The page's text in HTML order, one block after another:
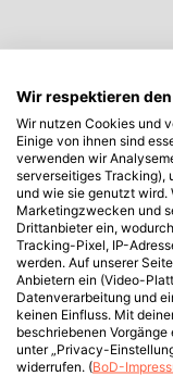
Wir respektieren
Wir nutzen Cookies und
Einige von ihnen sind
verwenden wir
serverseitiges Tracking),
und wie sie genutzt
Marketingzwecken und
Drittanbieter ein,
Tracking-Pixel, IP-
werden. Auf unserer
Anbietern ein (Video-
Datenverarbeitung und
keinen Einfluss. Mit
beschriebenen
unter „Privacy-
widerrufen. (BoD-